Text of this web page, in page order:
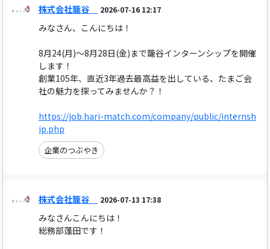
株式会社籠谷 2026-07-16 12:17
みなさん、こんにちは！
8月24(月)～8月28日(金)まで籠谷インターンシップを開催
します！
創業105年、直近3年過去最高益を出している、たまご会
社の魅力を探ってみませんか？！
https://job.hari-match.com/company/public/internsh
ip.php
企業のつぶやき
株式会社籠谷 2026-07-13 17:38
みなさんこんにちは！
総務部蓬田です！